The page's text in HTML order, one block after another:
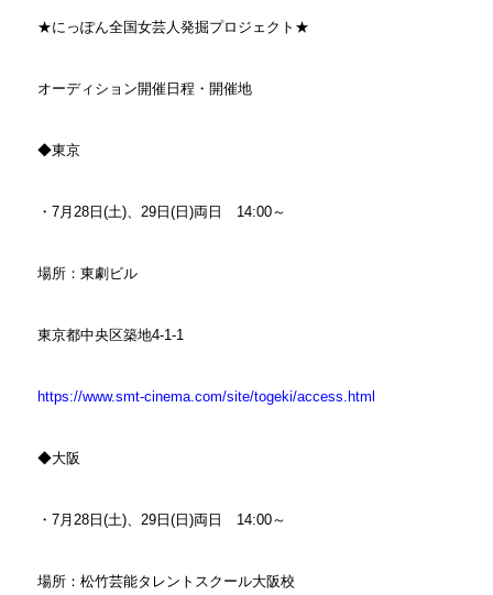
★にっぽん全国女芸人発掘プロジェクト★
オーディション開催日程・開催地
◆東京
・7月28日(土)、29日(日)両日 14:00～
場所：東劇ビル
東京都中央区築地4-1-1
https://www.smt-cinema.com/site/togeki/access.html
◆大阪
・7月28日(土)、29日(日)両日 14:00～
場所：松竹芸能タレントスクール大阪校